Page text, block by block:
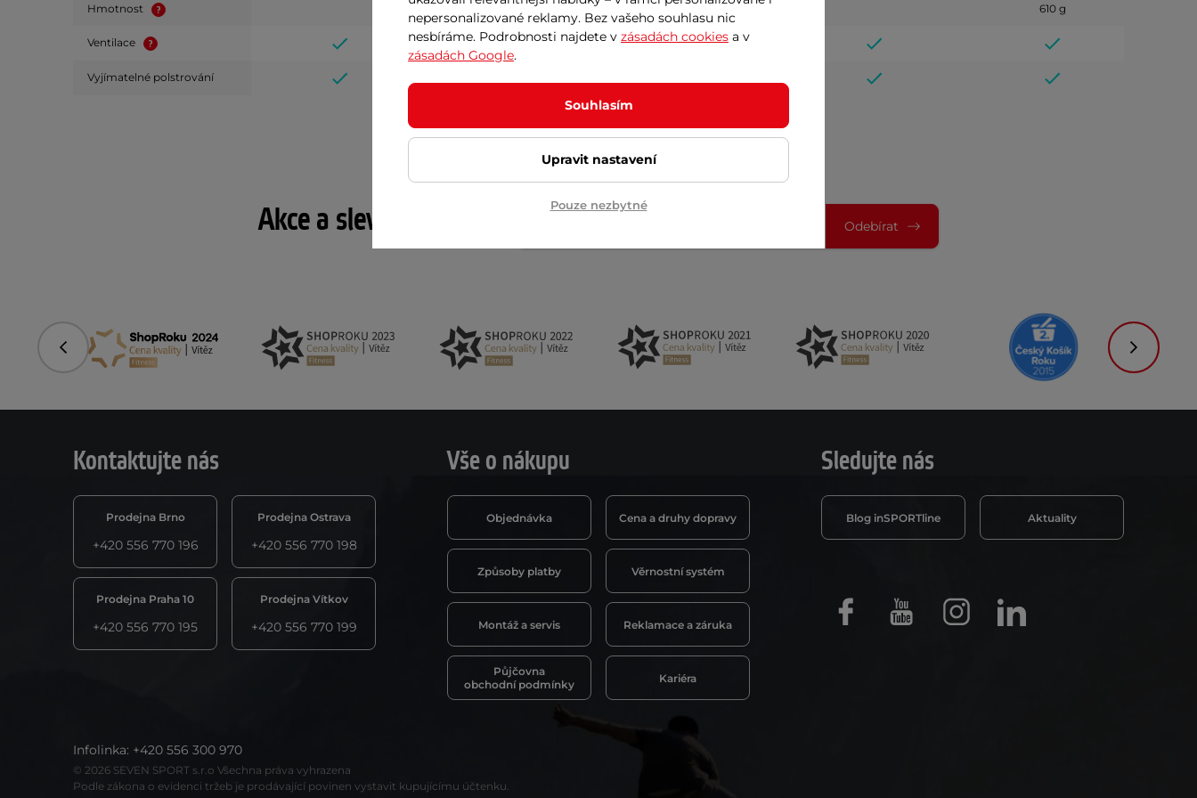
Hmotnost 610 g
Ventilace
Vyjímatelné polstrování
Akce a slevy na email Odebírat
Předchozí
Kontaktujte nás
Prodejna Brno
+420 556 770 196
Prodejna Ostrava
+420 556 770 198
Prodejna Praha 10
+420 556 770 195
Prodejna Vítkov
+420 556 770 199
Vše o nákupu
Objednávka Cena a druhy dopravy
Způsoby platby Věrnostní systém
Montáž a servis Reklamace a záruka
Půjčovna
obchodní podmínky
Kariéra
Sledujte nás
Blog inSPORTline Aktuality
FacebookYoutube InstagramLinkedIn
Infolinka: +420 556 300 970
© 2026 SEVEN SPORT s.r.o Všechna práva vyhrazena
Podle zákona o evidenci tržeb je prodávající povinen vystavit kupujícímu účtenku.
nepersonalizované reklamy. Bez vašeho souhlasu nic
nesbíráme. Podrobnosti najdete v zásadách cookies a v
zásadách Google.
Souhlasím
Upravit nastavení
Pouze nezbytné